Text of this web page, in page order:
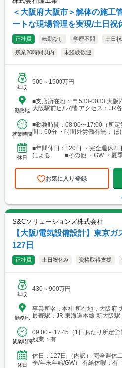
＜大阪府大阪市＞解体の施工
ートな現場管理を実現/土日祝
正社員 転勤なし 学歴不問 土日
残業20時間以内 未経験歓迎
年収
500～1500万円
勤務地
■支店所在地： 〒533-0033 大阪
大阪駅前ビル7階 アクセス：JR
就業時間
■勤務時間：08:00〜17:00（所
間：60分 ・時間外労働有無： ほ
休日
■年間休日：120日 ・完全週休2
による ■その他 ・GW ・夏季
お気に入り登録
S&Cソリューションズ株式会社
【大阪/電気設備設計】東京
127日
正社員 土日祝休み 資格取得支援
年収
430～900万円
勤務地
事業所名：本社 所在地：大阪府
最寄駅：JR 東海道本線 新大阪駅
就業時間
09:00～17:45（1日あたり所定
残業：有
休日
休日：127日 （内訳） 完全週休
季/年末年始/GW） 有給休暇：有